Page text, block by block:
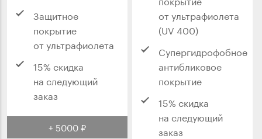
Защитное
покрытие
от ультрафиолета
15% скидка
на следующий
заказ
+ 5000 ₽
от ультрафиолета
(UV 400)
Супергидрофобное
антибликовое
покрытие
15% скидка
на следующий
заказ